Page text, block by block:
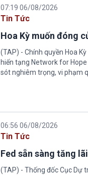
07:19 06/08/2026
Tin Tức
Hoa Kỳ muốn đóng
(TAP) - Chính quyền Hoa
hiến tạng Network for
sót nghiêm trọng, vi phạm
06:56 06/08/2026
Tin Tức
Fed sẵn sàng tăng
(TAP) - Thống đốc Cục Dự